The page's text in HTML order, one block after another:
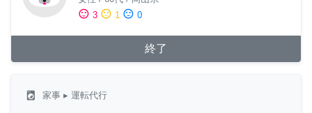
sentiment_satisfied 3 sentiment_neutral 1 sentiment_dissatisfied 0
終了
local_laundry_service 家事 ▸ 運転代行